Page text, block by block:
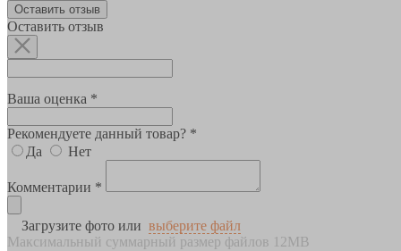
Оставить отзыв
Оставить отзыв
Ваша оценка *
Рекомендуете данный товар? *
Да
Нет
Комментарии *
Загрузите фото или выберите файл
Максимальный суммарный размер файлов 12MB